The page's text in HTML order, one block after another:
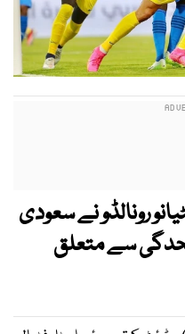
رونالڈو نے سعودی
سے متعلق